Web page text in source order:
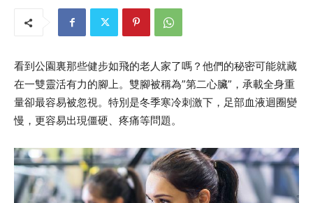
看到公園裏那些健步如飛的老人家了嗎？他們的秘密可能就藏
在一雙靈活有力的腳上。雙腳被稱為”第二心臟”，承載全身重
量卻最容易被忽視。特別是冬季寒冷刺激下，足部血液迴圈變
慢，更容易出現僵硬、疼痛等問題。